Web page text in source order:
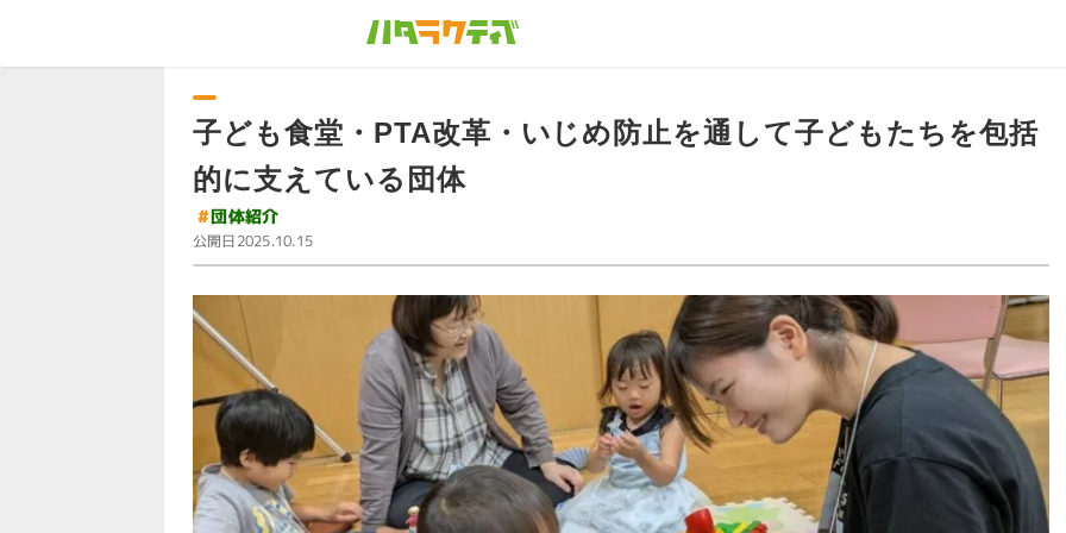
子ども食堂・PTA改革・いじめ防止を通して子どもたちを包括
的に支えている団体
#団体紹介
公開日2025.10.15